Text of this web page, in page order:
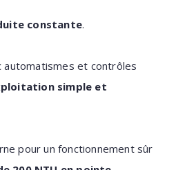
constante.
automatismes et contrôles
simple et
pour un fonctionnement sûr